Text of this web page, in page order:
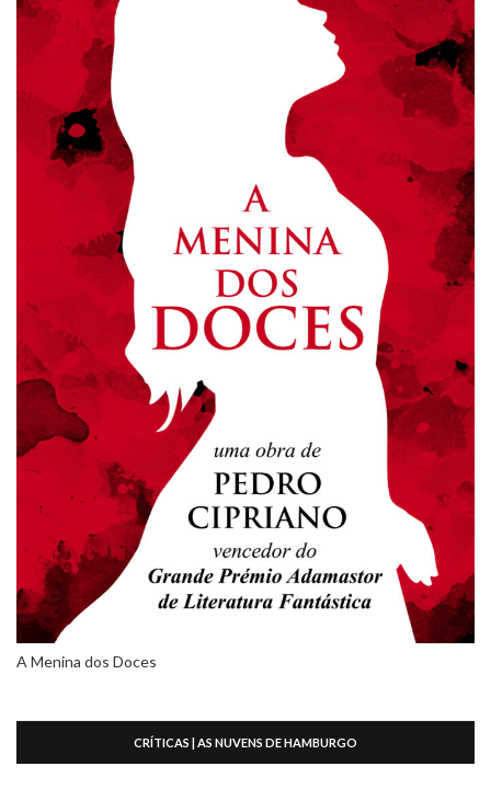
A Menina dos Doces
CRÍTICAS | AS NUVENS DE HAMBURGO